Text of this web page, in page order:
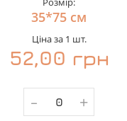
35*75 см
Ціна за 1 шт.
52,00 грн
- +